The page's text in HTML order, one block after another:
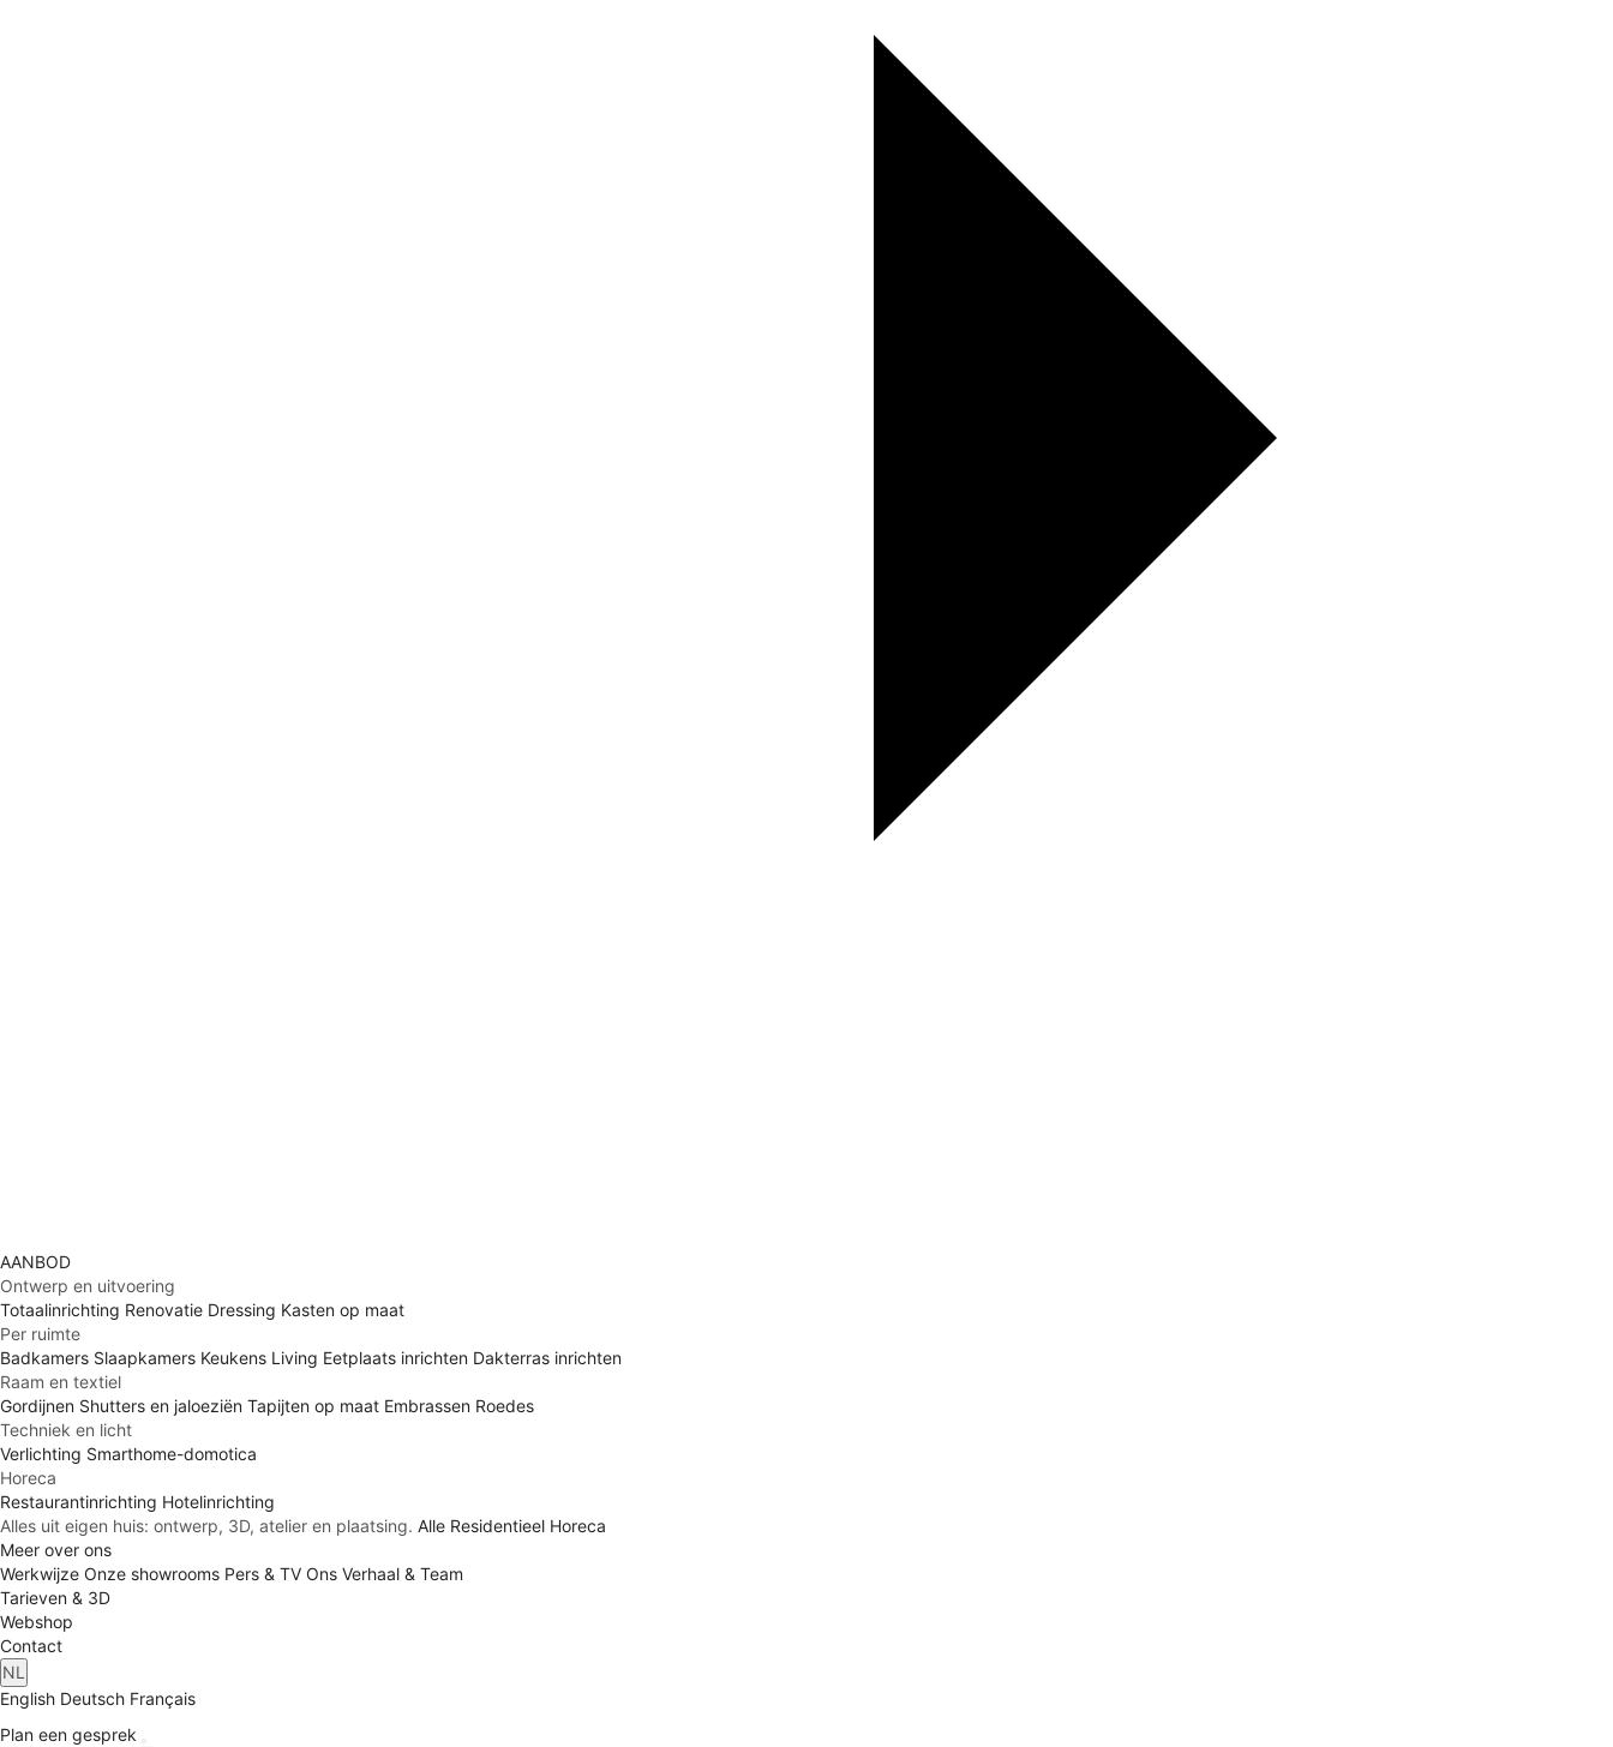
AANBOD
Ontwerp en uitvoering
Totaalinrichting Renovatie Dressing Kasten op maat
Per ruimte
Badkamers Slaapkamers Keukens Living Eetplaats inrichten Dakterras inrichten
Raam en textiel
Gordijnen Shutters en jaloeziën Tapijten op maat Embrassen Roedes
Techniek en licht
Verlichting Smarthome-domotica
Horeca
Restaurantinrichting Hotelinrichting
Alles uit eigen huis: ontwerp, 3D, atelier en plaatsing. Alle Residentieel Horeca
Meer over ons
Werkwijze Onze showrooms Pers & TV Ons Verhaal & Team
Tarieven & 3D
Webshop
Contact
NL
English Deutsch Français
Plan een gesprek